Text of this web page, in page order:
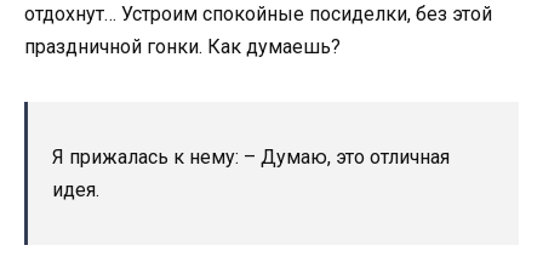
отдохнут… Устроим спокойные посиделки, без этой
праздничной гонки. Как думаешь?
Я прижалась к нему: – Думаю, это отличная
идея.